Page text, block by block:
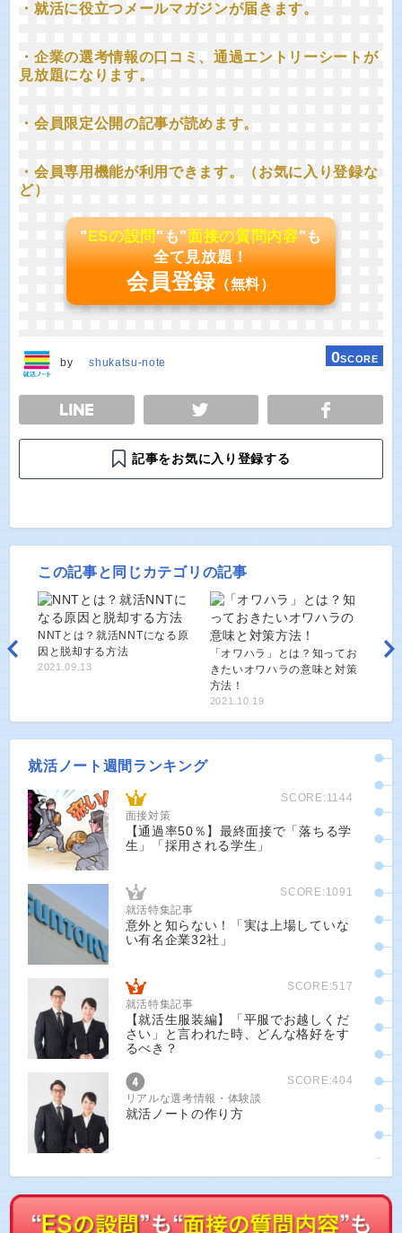
・就活に役立つメールマガジンが届きます。
・企業の選考情報の口コミ、通過エントリーシートが
見放題になります。
・会員限定公開の記事が読めます。
・会員専用機能が利用できます。（お気に入り登録な
ど）
"ESの設問"も"面接の質問内容"も
全て見放題！
会員登録 （無料）
by shukatsu-note 0SCORE
TWEET
記事をお気に入り登録する
この記事と同じカテゴリの記事
NNTとは？就活NNTになる原
因と脱却する方法
2021.09.13
「オワハラ」とは？知ってお
きたいオワハラの意味と対策
方法！
2021.10.19
就活ノート週間ランキング
SCORE:1144
面接対策
【通過率50％】最終面接で「落ちる学
生」「採用される学生」
SCORE:1091
就活特集記事
意外と知らない！「実は上場していな
い有名企業32社」
SCORE:517
就活特集記事
【就活生服装編】「平服でお越しくだ
さい」と言われた時、どんな格好をす
るべき？
SCORE:404
リアルな選考情報・体験談
就活ノートの作り方